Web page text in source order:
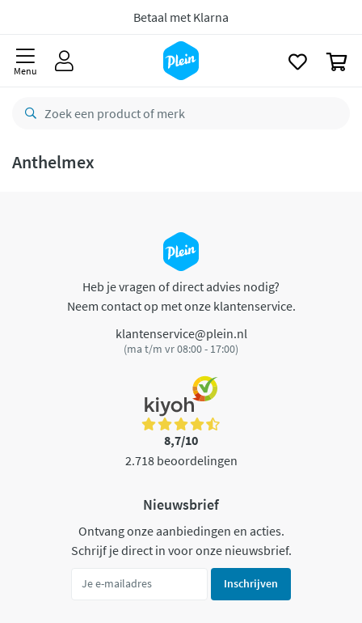
Betaal met Klarna
Menu
Anthelmex
Heb je vragen of direct advies nodig?
Neem contact op met onze klantenservice.
klantenservice@plein.nl
(ma t/m vr 08:00 - 17:00)
8,7/10
2.718 beoordelingen
Nieuwsbrief
Ontvang onze aanbiedingen en acties.
Schrijf je direct in voor onze nieuwsbrief.
Inschrijven